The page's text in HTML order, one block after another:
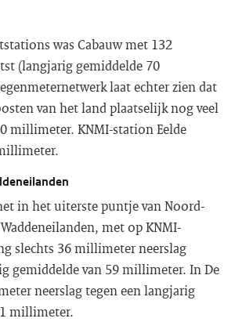
was Cabauw met 132
(langjarig gemiddelde 70
laat echter zien dat
van het land plaatselijk nog veel
millimeter. KNMI-station Eelde
in het uiterste puntje van Noord-
met op KNMI-
slechts 36 millimeter neerslag
gemiddelde van 59 millimeter. In De
neerslag tegen een langjarig
millimeter.